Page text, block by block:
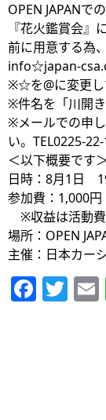
OPEN JAPANで
『花火鑑賞会』
前に用意する為
info☆japan-
※☆を@に変更し
※件名を「川開
※メールでの申
い。TEL0225-
＜以下概要です＞
日時：8月1日
参加費：1,000円
※収益は活動費
場所：OPEN
主催：日本カー